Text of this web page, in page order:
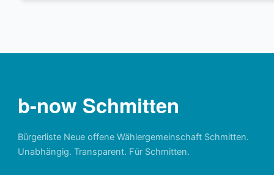
b-now Schmitten
Bürgerliste Neue offene Wählergemeinschaft Schmitten.
Unabhängig. Transparent. Für Schmitten.